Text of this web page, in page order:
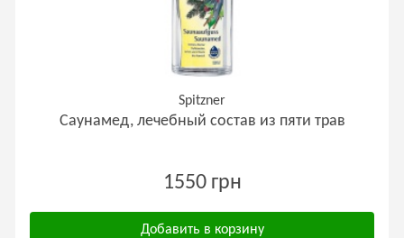
Spitzner
Саунамед, лечебный состав из пяти трав
1550 грн
Добавить в корзину